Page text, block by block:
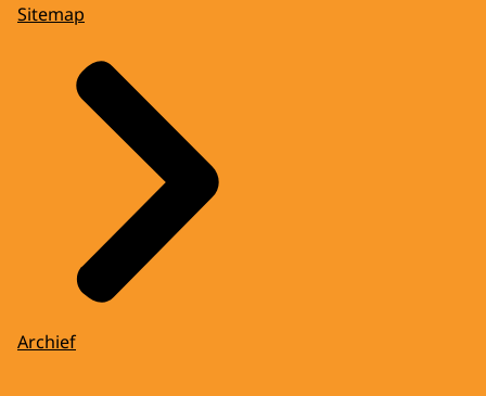
Sitemap
Archief